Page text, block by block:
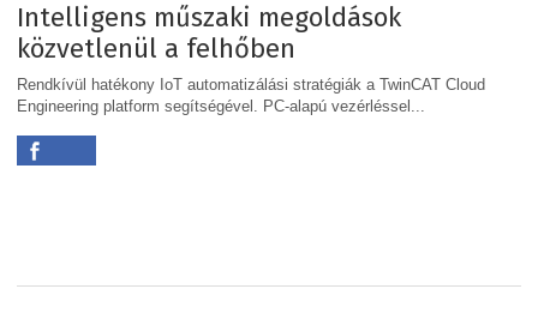
Intelligens műszaki megoldások
közvetlenül a felhőben
Rendkívül hatékony IoT automatizálási stratégiák a TwinCAT Cloud
Engineering platform segítségével. PC-alapú vezérléssel...